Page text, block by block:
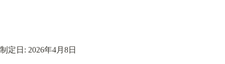
制定日: 2026年4月8日